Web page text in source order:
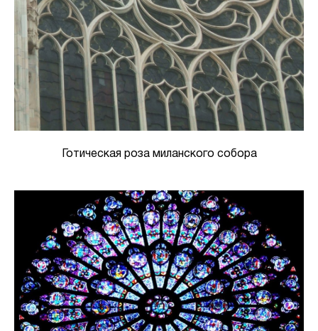
Готическая роза миланского собора